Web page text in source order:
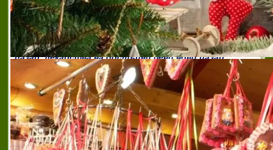
аптека ирис, аптека ирис,аптека ирис нови пазар,
аптека обслужваща зелени рецепти нови пазар,
аптека по договор с нзок нови пазар,аптечното
заведение в нови пазар,всичко необходимо за
вашето здраве,козметика за бебета и деца нови
пазар,лекарства на достъпни цени нови пазар,
лекарства със зелена рецепта в нови пазар
лекарствени средства на конкурентни цени
медицинска козметика нови пазар
предпочитана
аптека нови пазар,препоръчана аптека в нови пазар
продажба на лекраствени средства нови пазар,
пълна номенклатура лекарствени средства нови
пазар,санитарно хигиенни продукти нови пазар,
хомеопатични продукти нови пазар,широка гама от
медикаменти нови пазар